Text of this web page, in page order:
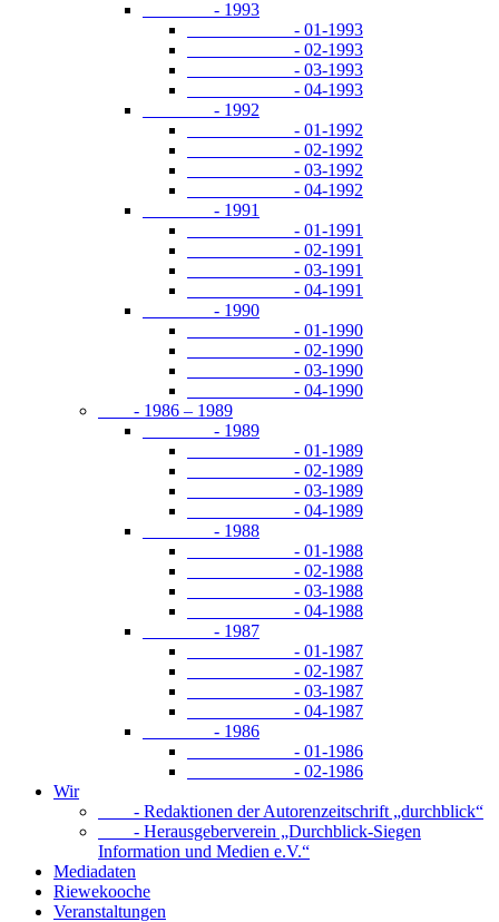
- 1993
- 01-1993
- 02-1993
- 03-1993
- 04-1993
- 1992
- 01-1992
- 02-1992
- 03-1992
- 04-1992
- 1991
- 01-1991
- 02-1991
- 03-1991
- 04-1991
- 1990
- 01-1990
- 02-1990
- 03-1990
- 04-1990
- 1986 – 1989
- 1989
- 01-1989
- 02-1989
- 03-1989
- 04-1989
- 1988
- 01-1988
- 02-1988
- 03-1988
- 04-1988
- 1987
- 01-1987
- 02-1987
- 03-1987
- 04-1987
- 1986
- 01-1986
- 02-1986
Wir
- Redaktionen der Autorenzeitschrift „durchblick“
- Herausgeberverein „Durchblick-Siegen
Information und Medien e.V.“
Mediadaten
Riewekooche
Veranstaltungen